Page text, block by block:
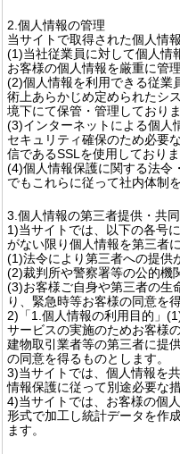
2.個人情報の管理
当サイトで取得された個人情
(1)当社従業員に対して個人情
お客様の個人情報を厳重に管
(2)個人情報を利用できる従業
術上あらかじめ定められたシ
境下にて保管・管理しておりま
(3)インターネットによる個人
セキュリティ確保のため必要
信であるSSLを使用しておりま
(4)個人情報保護に関する法令
でもこれらに従って社内体制
3.個人情報の第三者提供・共
1)当サイトでは、以下の各号
がない限り個人情報を第三者
(1)法令により第三者への提供
(2)裁判所や警察署等の公的機
(3)お客様ご自身や第三者の生
り、緊急時等お客様の同意を
2)「1.個人情報の利用目的」
サービスの実施のためお客様
建物取引業者等の第三者に提
の同意を得るものとします。
3)当サイトでは、個人情報を
情報保護に従って別途必要な
4)当サイトでは、お客様の個
形式で加工し統計データを作
ます。